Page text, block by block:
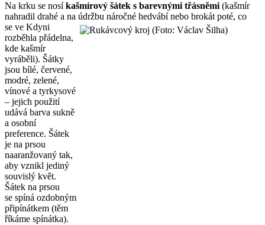
Na krku se nosíkašmírový šátek s barevnými třásněmi (kašmír
nahradil drahé a na údržbu náročné hedvábí nebo brokát poté, co
se ve Kdyni
rozběhla přádelna,
kde kašmír
vyráběli). Šátky
jsou bílé, červené,
modré, zelené,
vínové a tyrkysové
– jejich použití
udává barva sukně
a osobní
preference. Šátek
je na prsou
naaranžovaný tak,
aby vznikl jediný
souvislý květ.
Šátek na prsou
se spíná ozdobným
připínátkem (těm
říkáme spínátka).